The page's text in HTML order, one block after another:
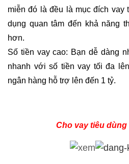
miễn đó là đều là mục đích vay
dụng quan tâm đến khả năng
hơn.
Số tiền vay cao: Bạn dễ dàng
nhanh với số tiền vay tối đa
ngân hàng hỗ trợ lên đến 1 tỷ.
Cho vay tiêu dùng